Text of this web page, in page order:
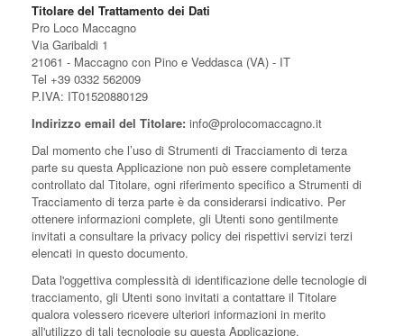
Titolare del Trattamento dei Dati
Pro Loco Maccagno
Via Garibaldi 1
21061 - Maccagno con Pino e Veddasca (VA) - IT
Tel +39 0332 562009
P.IVA: IT01520880129
Indirizzo email del Titolare: info@prolocomaccagno.it
Dal momento che l’uso di Strumenti di Tracciamento di terza
parte su questa Applicazione non può essere completamente
controllato dal Titolare, ogni riferimento specifico a Strumenti di
Tracciamento di terza parte è da considerarsi indicativo. Per
ottenere informazioni complete, gli Utenti sono gentilmente
invitati a consultare la privacy policy dei rispettivi servizi terzi
elencati in questo documento.
Data l'oggettiva complessità di identificazione delle tecnologie di
tracciamento, gli Utenti sono invitati a contattare il Titolare
qualora volessero ricevere ulteriori informazioni in merito
all'utilizzo di tali tecnologie su questa Applicazione.